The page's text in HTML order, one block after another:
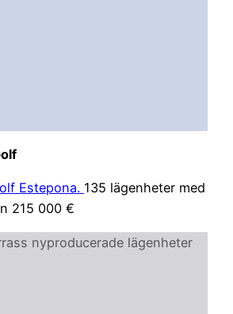
Estepona. 135 lägenheter med
215 000 €